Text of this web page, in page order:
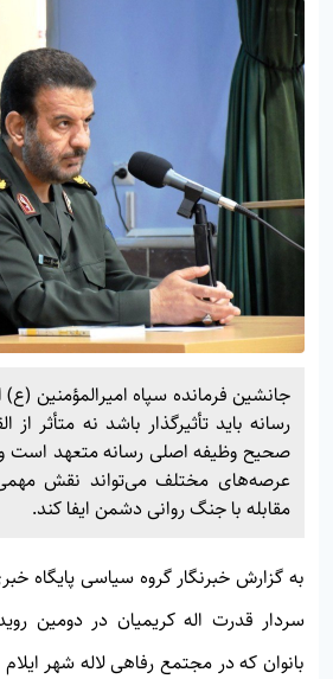
جانشین فرمانده سپاه امیرالمؤمنین (ع)
رسانه باید تأثیرگذار باشد نه متأثر از
صحیح وظیفه اصلی رسانه متعهد است و
عرصه‌های مختلف می‌تواند نقش
مقابله با جنگ روانی دشمن ایفا کند.
به گزارش خبرنگار گروه سیاسی پایگاه
سردار قدرت اله کریمیان در دومین
بانوان که در مجتمع رفاهی لاله شهر